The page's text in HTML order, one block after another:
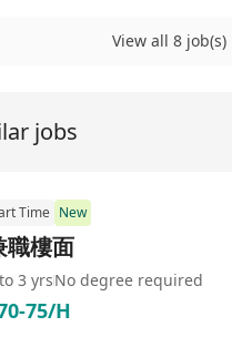
致工藝，呈現入口即化的肉感與層次分
慢燉釋放膠質，牛肩胛保留油花入
軟嫩入味，牛筋燉煮後Q彈有勁。職
靈魂所在！我們選用鮮牛骨、美國牛
腩經12小時高溫蒸氣蒸煮技術，萃
，再融入台灣老兵世代傳承的18種
骨精華完全釋放，湯頭濃而不膩，
鮮甜，尾韻留香料回甘。 每碗熬匠紅燒牛肉麵，都
View all 8 job(s)
jobs
Time New
職樓面
3 yrsNo degree required
75/H